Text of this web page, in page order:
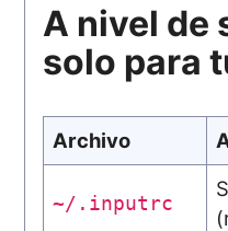
A nivel de
solo para
Archivo
~/.inputrc